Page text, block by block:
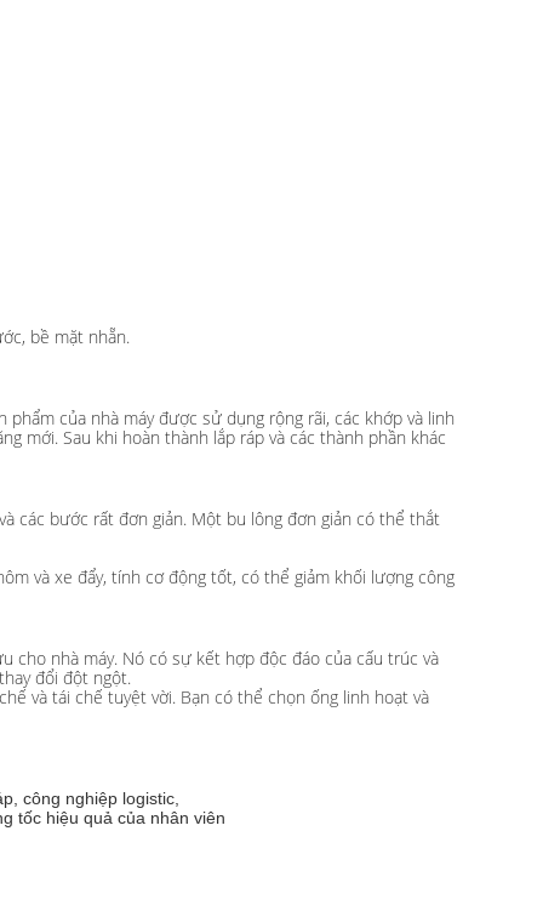
bề mặt nhẵn.
của nhà máy được sử dụng rộng rãi, các khớp và linh
mới. Sau khi hoàn thành lắp ráp và các thành phần khác
các bước rất đơn giản. Một bu lông đơn giản có thể thắt
và xe đẩy, tính cơ động tốt, có thể giảm khối lượng công
cho nhà máy. Nó có sự kết hợp độc đáo của cấu trúc và
đổi đột ngột.
và tái chế tuyệt vời. Bạn có thể chọn ống linh hoạt và
công nghiệp logistic,
tốc hiệu quả của nhân viên